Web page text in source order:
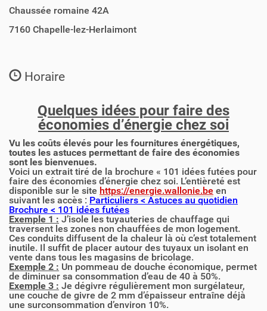
Chaussée romaine 42A
7160 Chapelle-lez-Herlaimont
Horaire
Quelques idées pour faire des
économies d’énergie chez soi
Vu les coûts élevés pour les fournitures énergétiques,
toutes les astuces permettant de faire des économies
sont les bienvenues.
Voici un extrait tiré de la brochure « 101 idées futées pour
faire des économies d’énergie chez soi. L’entièreté est
disponible sur le site https://energie.wallonie.be en
suivant les accès : Particuliers <Astuces au quotidien
Brochure < 101 idées futées
Exemple 1 : J’isole les tuyauteries de chauffage qui
traversent les zones non chauffées de mon logement.
Ces conduits diffusent de la chaleur là où c’est totalement
inutile. Il suffit de placer autour des tuyaux un isolant en
vente dans tous les magasins de bricolage.
Exemple 2 : Un pommeau de douche économique, permet
de diminuer sa consommation d’eau de 40 à 50%.
Exemple 3 : Je dégivre régulièrement mon surgélateur,
une couche de givre de 2 mm d’épaisseur entraîne déjà
une surconsommation d’environ 10%.